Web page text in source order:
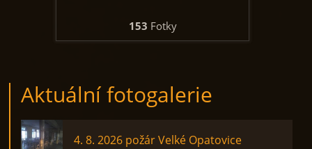
153 Fotky
Aktuální fotogalerie
4. 8. 2026 požár Velké Opatovice